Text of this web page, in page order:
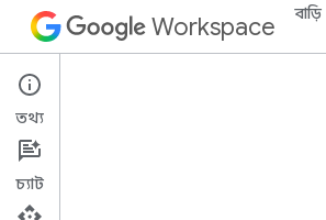
Workspace বাড়ি
Google Sheets
ওভারভিউ
তথ্য
চ্যাট